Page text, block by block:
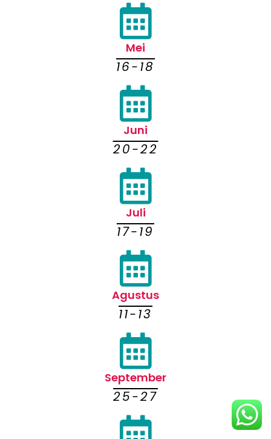
Mei
16-18
Juni
20-22
Juli
17-19
Agustus
11-13
September
25-27